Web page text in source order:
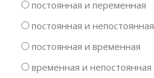
постоянная и переменная
постоянная и непостоянная
постоянная и временная
временная и непостоянная